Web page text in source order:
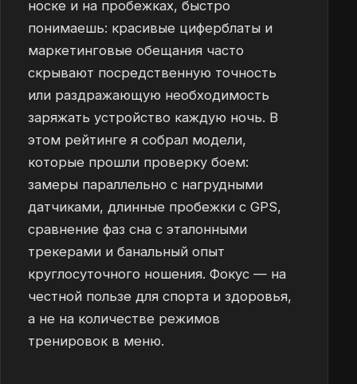
носке и на пробежках, быстро
понимаешь: красивые циферблаты и
маркетинговые обещания часто
скрывают посредственную точность
или раздражающую необходимость
заряжать устройство каждую ночь. В
этом рейтинге я собрал модели,
которые прошли проверку боем:
замеры параллельно с нагрудными
датчиками, длинные пробежки с GPS,
сравнение фаз сна с эталонными
трекерами и банальный опыт
круглосуточного ношения. Фокус — на
честной пользе для спорта и здоровья,
а не на количестве режимов
тренировок в меню.